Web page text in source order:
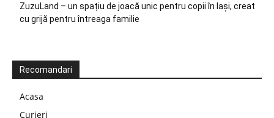
ZuzuLand – un spațiu de joacă unic pentru copii în Iași, creat
cu grijă pentru întreaga familie
Recomandari
Acasa
Curieri